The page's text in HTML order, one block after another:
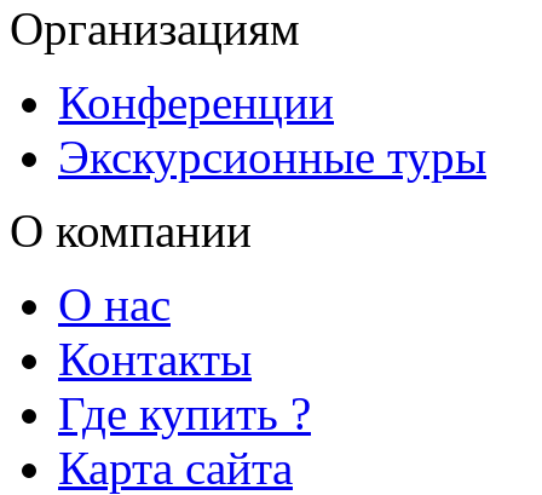
Организациям
Конференции
Экскурсионные туры
О компании
О нас
Контакты
Где купить ?
Карта сайта